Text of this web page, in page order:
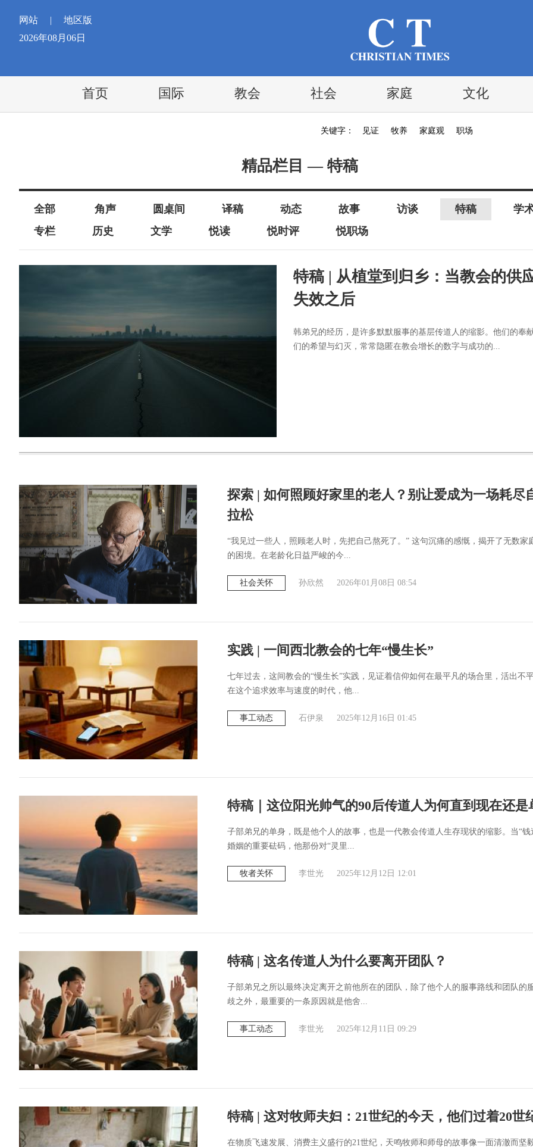
网站 |
地区版
2026年08月06日
首页 国际 教会 社会 家庭 文化
关键字： 见证 牧养 家庭观 职场
精品栏目 — 特稿
全部 角声 圆桌间 译稿 动态 故事 访谈 特稿
学
专栏
历史 文学 悦读 悦时评 悦职场
特稿 | 从植堂到归乡：当教会的供
失效之后
韩弟兄的经历，是许多默默服事的基层传道人的缩影。他们的奉
们的希望与幻灭，常常隐匿在教会增长的数字与成功的...
探索 | 如何照顾好家里的老人？别让爱成为一场耗尽
拉松
“我见过一些人，照顾老人时，先把自己熬死了。” 这句沉痛的感慨，揭开了无数家
的困境。在老龄化日益严峻的今...
社会关怀 孙欣然 2026年01月08日 08:54
实践 | 一间西北教会的七年“慢生长”
七年过去，这间教会的“慢生长”实践，见证着信仰如何在最平凡的场合里，活出不平
在这个追求效率与速度的时代，他...
事工动态 石伊泉 2025年12月16日 01:45
特稿｜这位阳光帅气的90后传道人为何直到现在还是
子部弟兄的单身，既是他个人的故事，也是一代教会传道人生存现状的缩影。当“钱
婚姻的重要砝码，他那份对“灵里...
牧者关怀 李世光 2025年12月12日 12:01
特稿 | 这名传道人为什么要离开团队？
子部弟兄之所以最终决定离开之前他所在的团队，除了他个人的服事路线和团队的
歧之外，最重要的一条原因就是他舍...
事工动态 李世光 2025年12月11日 09:29
特稿 | 这对牧师夫妇：21世纪的今天，他们过着20世
在物质飞速发展、消费主义盛行的21世纪，天鸣牧师和师母的故事像一面清澈而坚